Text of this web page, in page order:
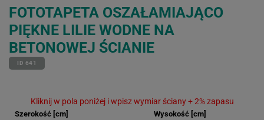
FOTOTAPETA OSZAŁAMIAJĄCO
PIĘKNE LILIE WODNE NA
BETONOWEJ ŚCIANIE
ID 641
Kliknij w pola poniżej i wpisz wymiar ściany + 2% zapasu
Szerokość [cm] Wysokość [cm]